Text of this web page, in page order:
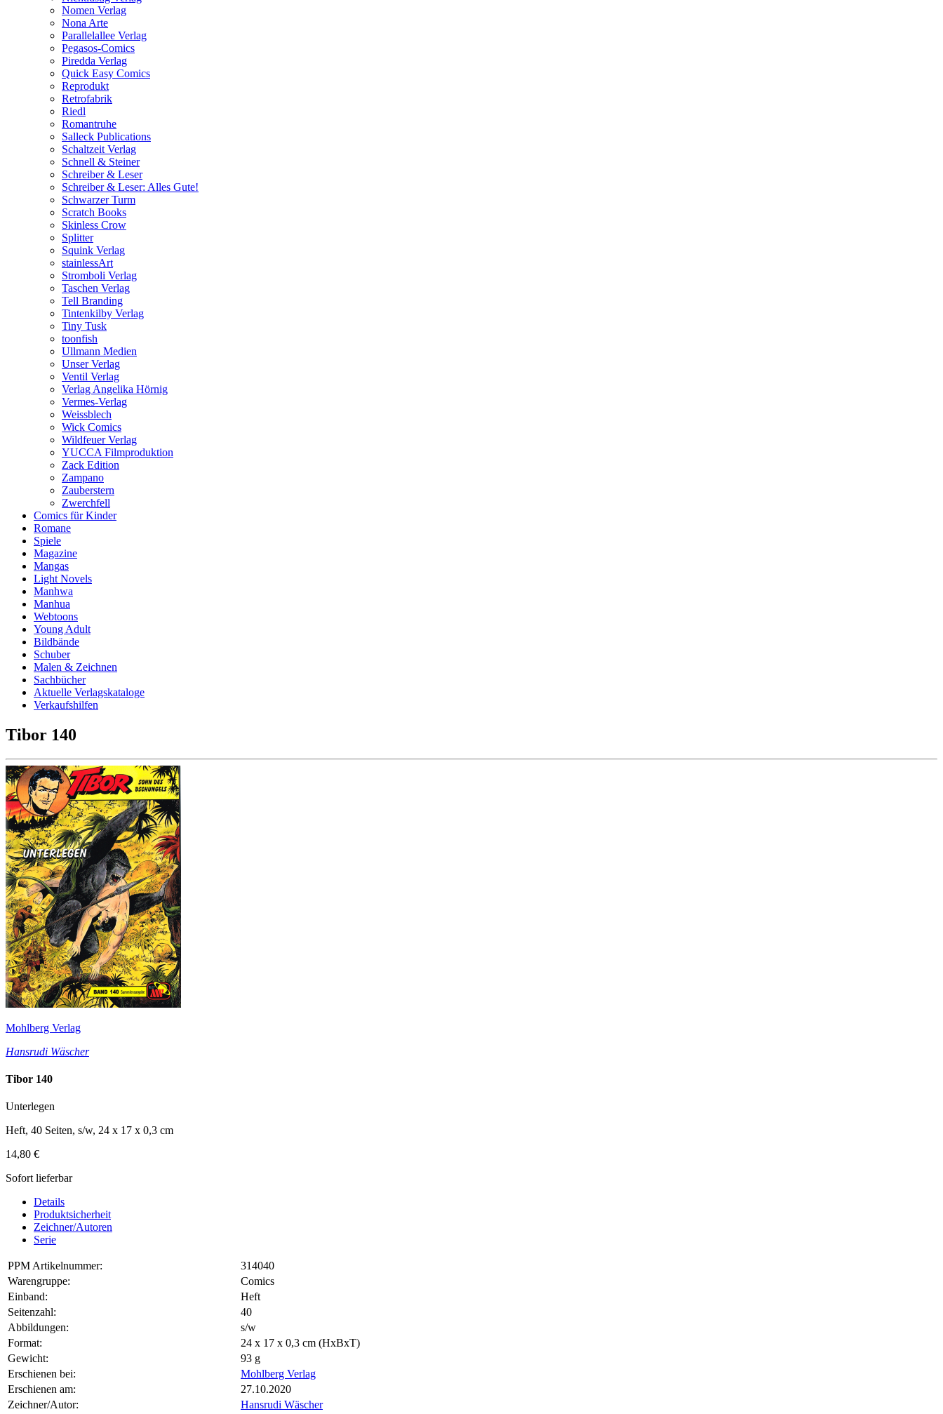
Nomen Verlag
Nona Arte
Parallelallee Verlag
Pegasos-Comics
Piredda Verlag
Quick Easy Comics
Reprodukt
Retrofabrik
Riedl
Romantruhe
Salleck Publications
Schaltzeit Verlag
Schnell & Steiner
Schreiber & Leser
Schreiber & Leser: Alles Gute!
Schwarzer Turm
Scratch Books
Skinless Crow
Splitter
Squink Verlag
stainlessArt
Stromboli Verlag
Taschen Verlag
Tell Branding
Tintenkilby Verlag
Tiny Tusk
toonfish
Ullmann Medien
Unser Verlag
Ventil Verlag
Verlag Angelika Hörnig
Vermes-Verlag
Weissblech
Wick Comics
Wildfeuer Verlag
YUCCA Filmproduktion
Zack Edition
Zampano
Zauberstern
Zwerchfell
Comics für Kinder
Romane
Spiele
Magazine
Mangas
Light Novels
Manhwa
Manhua
Webtoons
Young Adult
Bildbände
Schuber
Malen & Zeichnen
Sachbücher
Aktuelle Verlagskataloge
Verkaufshilfen
Tibor 140
Mohlberg Verlag
Hansrudi Wäscher
Tibor 140
Unterlegen
Heft, 40 Seiten, s/w, 24 x 17 x 0,3 cm
14,80 €
Sofort lieferbar
Details
Produktsicherheit
Zeichner/Autoren
Serie
PPM Artikelnummer:
314040
Warengruppe:
Comics
Einband:
Heft
Seitenzahl:
40
Abbildungen:
s/w
Format:
24 x 17 x 0,3 cm (HxBxT)
Gewicht:
93 g
Erschienen bei:
Mohlberg Verlag
Erschienen am:
27.10.2020
Zeichner/Autor:
Hansrudi Wäscher